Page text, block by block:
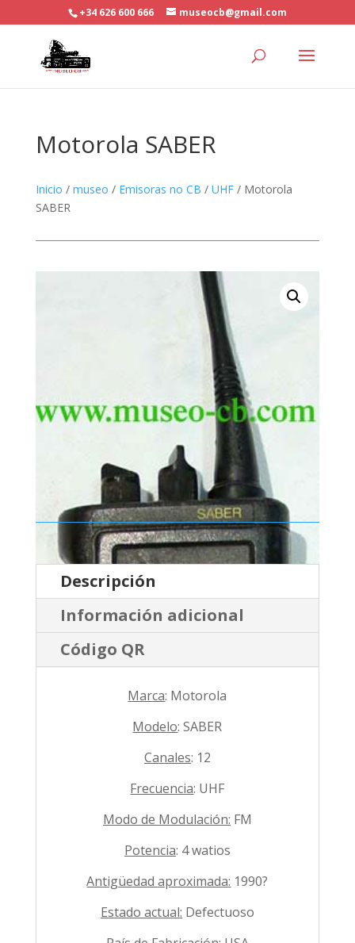
+34 626 600 666 museocb@gmail.com
Motorola SABER
Inicio / museo / Emisoras no CB / UHF/ Motorola
SABER
Descripción
Información adicional
Código QR
Marca: Motorola
Modelo: SABER
Canales: 12
Frecuencia: UHF
Modo de Modulación: FM
Potencia: 4 watios
Antigüedad aproximada: 1990?
Estado actual: Defectuoso